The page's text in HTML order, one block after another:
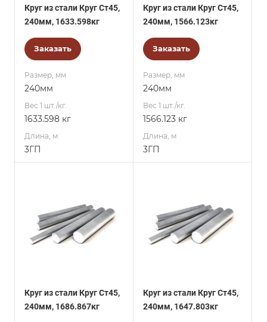
Круг из стали Круг Ст45,
240мм, 1633.598кг
Заказать
Размер, мм
240мм
Вес 1 шт./кг.
1633.598 кг
Длина, м
3ГП
Круг из стали Круг Ст45,
240мм, 1566.123кг
Заказать
Размер, мм
240мм
Вес 1 шт./кг.
1566.123 кг
Длина, м
3ГП
Круг из стали Круг Ст45,
240мм, 1686.867кг
Круг из стали Круг Ст45,
240мм, 1647.803кг